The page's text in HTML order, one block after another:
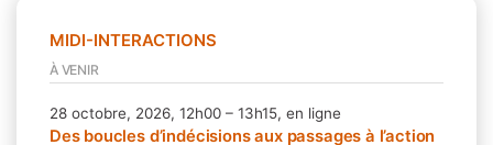
MIDI-INTERACTIONS
À VENIR
28 octobre, 2026, 12h00 – 13h15, en ligne
Des boucles d’indécisions aux passages à l’action